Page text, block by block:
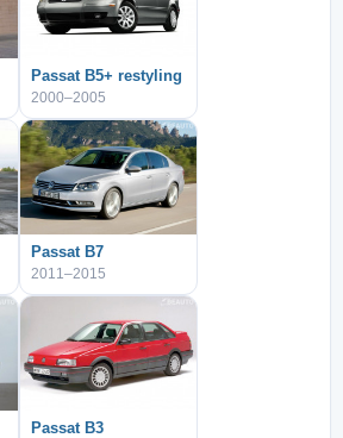
Passat B5+ restyling
2000–2005
Passat B7
2011–2015
Passat B3